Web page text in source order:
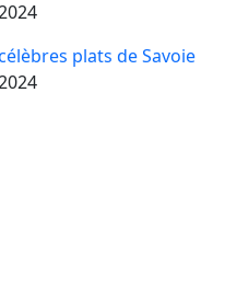
plats de Savoie